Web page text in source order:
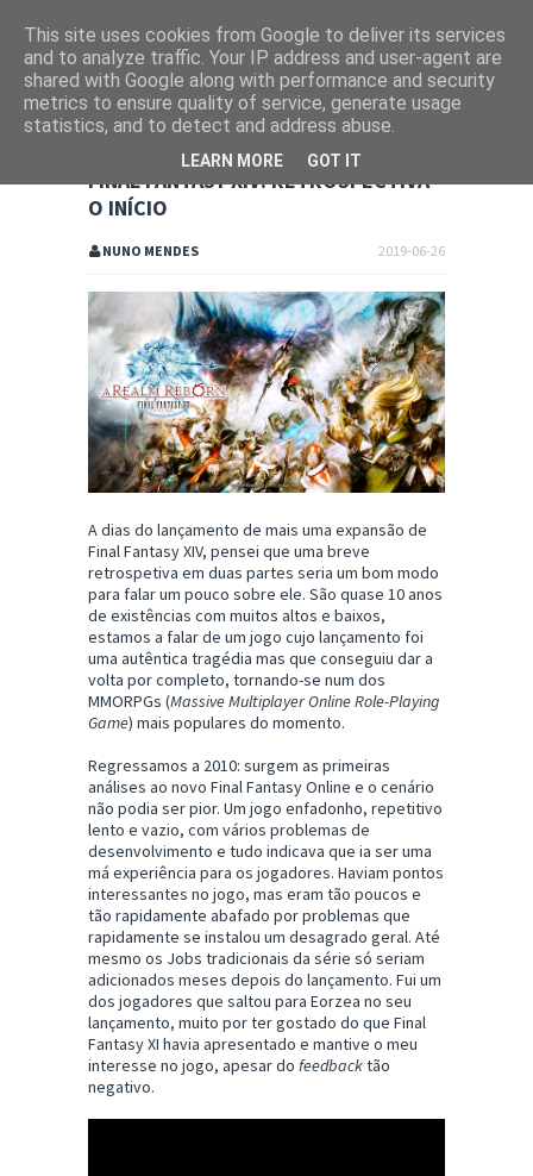
FINAL FANTASY XIV: RETROSPECTIVA -
O INÍCIO
2019-06-26
NUNO MENDES
A dias do lançamento de mais uma expansão de
Final Fantasy XIV, pensei que uma breve
retrospetiva em duas partes seria um bom modo
para falar um pouco sobre ele. São quase 10 anos
de existências com muitos altos e baixos,
estamos a falar de um jogo cujo lançamento foi
uma autêntica tragédia mas que conseguiu dar a
volta por completo, tornando-se num dos
MMORPGs (Massive Multiplayer Online Role-Playing
Game) mais populares do momento.
Regressamos a 2010: surgem as primeiras
análises ao novo Final Fantasy Online e o cenário
não podia ser pior. Um jogo enfadonho, repetitivo
lento e vazio, com vários problemas de
desenvolvimento e tudo indicava que ia ser uma
má experiência para os jogadores. Haviam pontos
interessantes no jogo, mas eram tão poucos e
tão rapidamente abafado por problemas que
rapidamente se instalou um desagrado geral. Até
mesmo os Jobs tradicionais da série só seriam
adicionados meses depois do lançamento. Fui um
dos jogadores que saltou para Eorzea no seu
lançamento, muito por ter gostado do que Final
Fantasy XI havia apresentado e mantive o meu
interesse no jogo, apesar do feedbacktão
negativo.
This site uses cookies from Google to deliver its services
and to analyze traffic. Your IP address and user-agent are
shared with Google along with performance and security
metrics to ensure quality of service, generate usage
statistics, and to detect and address abuse.
LEARN MORE GOT IT